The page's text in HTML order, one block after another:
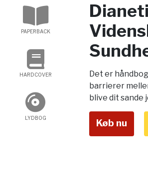
PAPERBACK
HARDCOVER
LYDBOG
Det er
barrierer
blive dit sande
Køb nu